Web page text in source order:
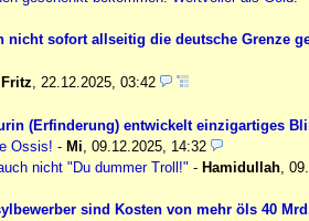
nicht sofort allseitig die deutsche Grenze
Fritz 22.12.2025, 03:42
(Erfinderung) entwickelt einzigartiges
Ossis! - Mi 09.12.2025, 14:32
nicht "Du dummer Troll!" - Hamidullah
sind Kosten von mehr öls 40